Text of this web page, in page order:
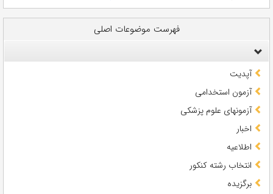
فهرست موضوعات اصلی
آپدیت
آزمون استخدامی
آزمونهای علوم پزشکی
اخبار
اطلاعیه
انتخاب رشته کنکور
برگزیده